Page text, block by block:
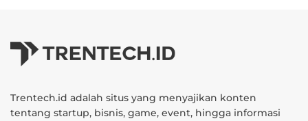
Trentech.id adalah situs yang menyajikan konten
tentang startup, bisnis, game, event, hingga informasi